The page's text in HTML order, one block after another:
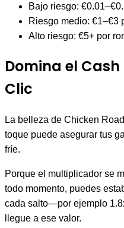
Bajo riesgo:
Riesgo medio: €1–€3
Alto riesgo: €5+ por
Domina el
Clic
La belleza de Chicken
toque puede asegurar tus
fríe.
Porque el multiplicador se
todo momento, puedes
cada salto—por ejemplo
llegue a ese valor.